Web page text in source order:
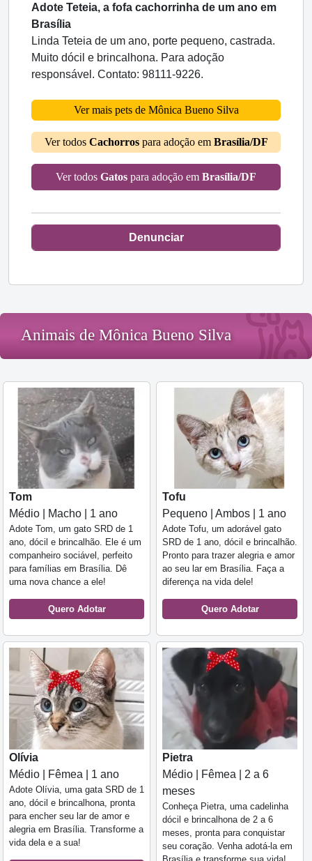
Adote Teteia, a fofa cachorrinha de um ano em
Brasília
Linda Teteia de um ano, porte pequeno, castrada.
Muito dócil e brincalhona. Para adoção
responsável. Contato: 98111-9226.
Ver mais pets de Mônica Bueno Silva
Ver todos Cachorrospara adoção em Brasília/DF
Ver todos Gatos para adoção em Brasília/DF
Denunciar
Animais de Mônica Bueno Silva
Tom
Médio | Macho | 1 ano
Adote Tom, um gato SRD de 1
ano, dócil e brincalhão. Ele é um
companheiro sociável, perfeito
para famílias em Brasília. Dê
uma nova chance a ele!
Quero Adotar
Tofu
Pequeno | Ambos | 1 ano
Adote Tofu, um adorável gato
SRD de 1 ano, dócil e brincalhão.
Pronto para trazer alegria e amor
ao seu lar em Brasília. Faça a
diferença na vida dele!
Quero Adotar
Olívia
Médio | Fêmea | 1 ano
Adote Olívia, uma gata SRD de 1
ano, dócil e brincalhona, pronta
para encher seu lar de amor e
alegria em Brasília. Transforme a
vida dela e a sua!
Pietra
Médio | Fêmea | 2 a 6
meses
Conheça Pietra, uma cadelinha
dócil e brincalhona de 2 a 6
meses, pronta para conquistar
seu coração. Venha adotá-la em